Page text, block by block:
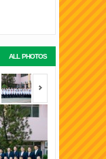
ALL PHOTOS
<span></